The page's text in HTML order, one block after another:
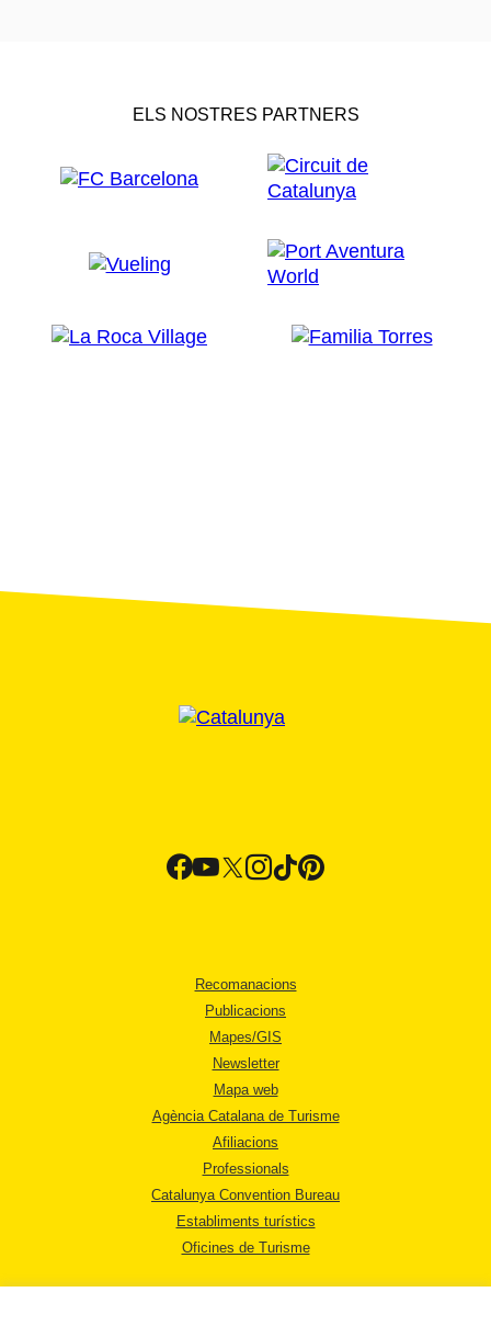
ELS NOSTRES PARTNERS
Recomanacions
Publicacions
Mapes/GIS
Newsletter
Mapa web
Agència Catalana de Turisme
Afiliacions
Professionals
Catalunya Convention Bureau
Establiments turístics
Oficines de Turisme